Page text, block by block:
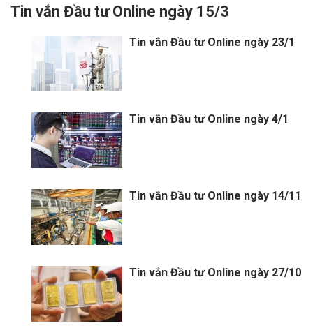
Tin vắn Đầu tư Online ngày 15/3
Tin vắn Đầu tư Online ngày 23/1
Tin vắn Đầu tư Online ngày 4/1
Tin vắn Đầu tư Online ngày 14/11
Tin vắn Đầu tư Online ngày 27/10